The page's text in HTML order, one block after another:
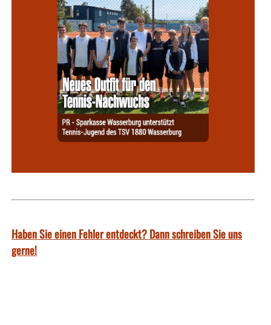
Haben Sie einen Fehler entdeckt? Dann schreiben Sie uns
gerne!